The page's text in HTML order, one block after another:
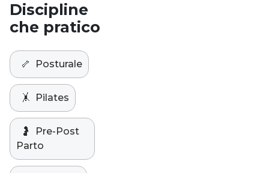
Discipline
che pratico
🦴 Posturale
🤸 Pilates
🤰
Pre-Post
Parto